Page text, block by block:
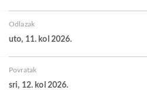
Odlazak
uto, 11. kol 2026.
Povratak
sri, 12. kol 2026.